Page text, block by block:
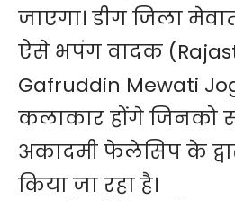
जाएगा। डीग जिला
ऐसे भपंग वादक
Gafruddin Mewati
कलाकार होंगे जिनको
अकादमी फेलेसिप के
किया जा रहा है।